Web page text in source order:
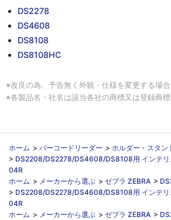
DS2278
DS4608
DS8108
DS8108HC
※改良の為、予告無く外観・仕様を変更する場合
※各製品名・社名は該当各社の商標又は登録商標
ホーム > バーコードリーダー > ホルダー・スタン
> DS2208/DS2278/DS4608/DS8108用 インテ
04R
ホーム > メーカーから選ぶ > ゼブラ ZEBRA >
> DS2208/DS2278/DS4608/DS8108用 インテ
04R
ホーム > メーカーから選ぶ > ゼブラ ZEBRA >